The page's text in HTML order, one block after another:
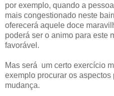
por exemplo, quando a
mais congestionado neste bai
oferecerá aquele doce marav
poderá ser o animo para este
favorável.
Mas será um certo exercício
exemplo procurar os aspectos
mudança.